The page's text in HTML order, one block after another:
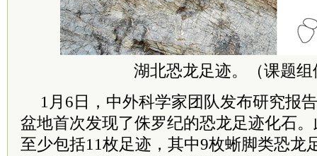
湖北恐龙足迹。（课题组
1月6日，中外科学家团队发布研究报
盆地首次发现了侏罗纪的恐龙足迹化石
至少包括11枚足迹，其中9枚蜥脚类恐龙